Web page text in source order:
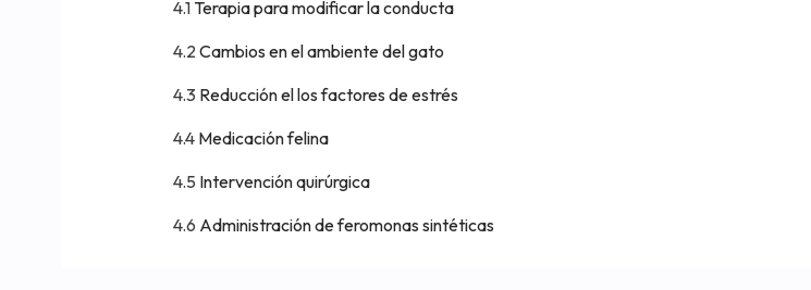
Terapia para modificar la conducta
Cambios en el ambiente del gato
Reducción el los factores de estrés
Medicación felina
Intervención quirúrgica
Administración de feromonas sintéticas